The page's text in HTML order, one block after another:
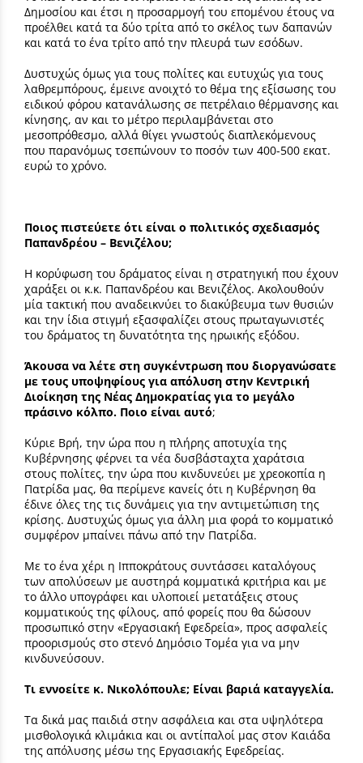
Δημοσίου και έτσι η προσαρμογή του επομένου έτους να
προέλθει κατά τα δύο τρίτα από το σκέλος των δαπανών
και κατά το ένα τρίτο από την πλευρά των εσόδων.
Δυστυχώς όμως για τους πολίτες και ευτυχώς για τους
λαθρεμπόρους, έμεινε ανοιχτό το θέμα της εξίσωσης του
ειδικού φόρου κατανάλωσης σε πετρέλαιο θέρμανσης και
κίνησης, αν και το μέτρο περιλαμβάνεται στο
μεσοπρόθεσμο, αλλά θίγει γνωστούς διαπλεκόμενους
που παρανόμως τσεπώνουν το ποσόν των 400-500 εκατ.
ευρώ το χρόνο.
Ποιος πιστεύετε ότι είναι ο πολιτικός σχεδιασμός
Παπανδρέου – Βενιζέλου;
Η κορύφωση του δράματος είναι η στρατηγική που έχουν
χαράξει οι κ.κ. Παπανδρέου και Βενιζέλος. Ακολουθούν
μία τακτική που αναδεικνύει το διακύβευμα των θυσιών
και την ίδια στιγμή εξασφαλίζει στους πρωταγωνιστές
του δράματος τη δυνατότητα της ηρωικής εξόδου.
Άκουσα να λέτε στη συγκέντρωση που διοργανώσατε
με τους υποψηφίους για απόλυση στην Κεντρική
Διοίκηση της Νέας Δημοκρατίας για το μεγάλο
πράσινο κόλπο. Ποιο είναι αυτό;
Κύριε Βρή, την ώρα που η πλήρης αποτυχία της
Κυβέρνησης φέρνει τα νέα δυσβάσταχτα χαράτσια
στους πολίτες, την ώρα που κινδυνεύει με χρεοκοπία η
Πατρίδα μας, θα περίμενε κανείς ότι η Κυβέρνηση θα
έδινε όλες της τις δυνάμεις για την αντιμετώπιση της
κρίσης. Δυστυχώς όμως για άλλη μια φορά το κομματικό
συμφέρον μπαίνει πάνω από την Πατρίδα.
Με το ένα χέρι η Ιπποκράτους συντάσσει καταλόγους
των απολύσεων με αυστηρά κομματικά κριτήρια και με
το άλλο υπογράφει και υλοποιεί μετατάξεις στους
κομματικούς της φίλους, από φορείς που θα δώσουν
προσωπικό στην «Εργασιακή Εφεδρεία», προς ασφαλείς
προορισμούς στο στενό Δημόσιο Τομέα για να μην
κινδυνεύσουν.
Τι εννοείτε κ. Νικολόπουλε; Είναι βαριά καταγγελία.
Τα δικά μας παιδιά στην ασφάλεια και στα υψηλότερα
μισθολογικά κλιμάκια και οι αντίπαλοί μας στον Καιάδα
της απόλυσης μέσω της Εργασιακής Εφεδρείας.